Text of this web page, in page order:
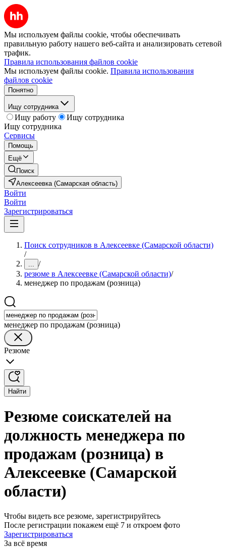
Мы используем файлы cookie, чтобы обеспечивать
правильную работу нашего веб-сайта и анализировать сетевой
трафик.
Правила использования файлов cookie
Мы используем файлы cookie. Правила использования
файлов cookie
Понятно
Ищу сотрудника
Ищу работу
Ищу сотрудника
Ищу сотрудника
Сервисы
Помощь
Ещё
Поиск
Алексеевка (Самарская область)
Войти
Войти
Зарегистрироваться
Поиск сотрудников в Алексеевке (Самарской области)
/
... /
резюме в Алексеевке (Самарской области)/
менеджер по продажам (розница)
менеджер по продажам (розница)
Резюме
Найти
Резюме соискателей на
должность менеджера по
продажам (розница) в
Алексеевке (Самарской
области)
Чтобы видеть все резюме, зарегистрируйтесь
После регистрации покажем ещё 7 и откроем фото
Зарегистрироваться
За всё время